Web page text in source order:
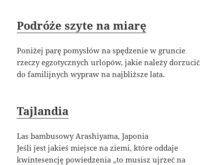
Podróże szyte na miarę
Poniżej parę pomysłów na spędzenie w gruncie
rzeczy egzotycznych urlopów, jakie należy dorzucić
do familijnych wypraw na najbliższe lata.
Tajlandia
Las bambusowy Arashiyama, Japonia
Jeśli jest jakieś miejsce na ziemi, które oddaje
kwintesencję powiedzenia „to musisz ujrzeć na